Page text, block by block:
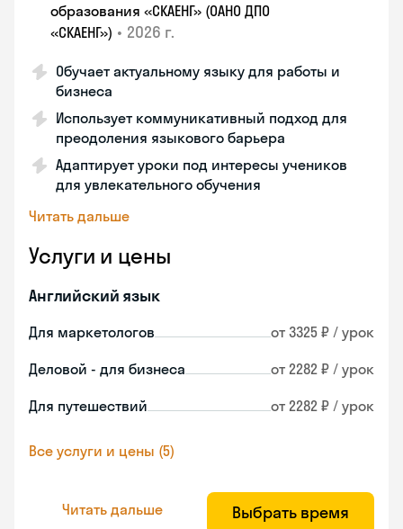
образования «СКАЕНГ» (ОАНО ДПО
«СКАЕНГ») • 2026 г.
Обучает актуальному языку для работы и
бизнеса
Использует коммуникативный подход для
преодоления языкового барьера
Адаптирует уроки под интересы учеников
для увлекательного обучения
Читать дальше
Услуги и цены
Английский язык
Для маркетологов от 3325 ₽ / урок
Деловой - для бизнеса от 2282 ₽ / урок
Для путешествий от 2282 ₽ / урок
Все услуги и цены (5)
Читать дальше Выбрать время